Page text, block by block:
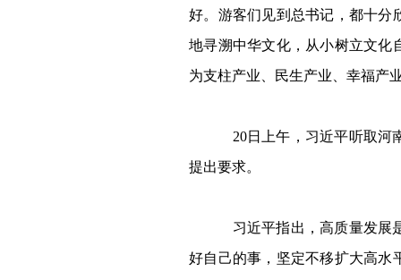
好。游客们见到总书记，都十分
地寻溯中华文化，从小树立文化
为支柱产业、民生产业、幸福产
20日上午，习近平听取河
提出要求。
习近平指出，高质量发展是
好自己的事，坚定不移扩大高水